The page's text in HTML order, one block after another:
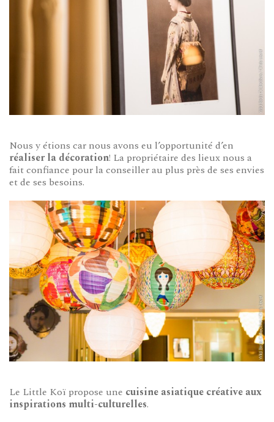
Nous y étions car nous avons eu l’opportunité d’en
réaliser la décoration! La propriétaire des lieux nous a
fait confiance pour la conseiller au plus près de ses envies
et de ses besoins.
Le Little Koï propose une cuisine asiatique créative aux
inspirations multi-culturelles.